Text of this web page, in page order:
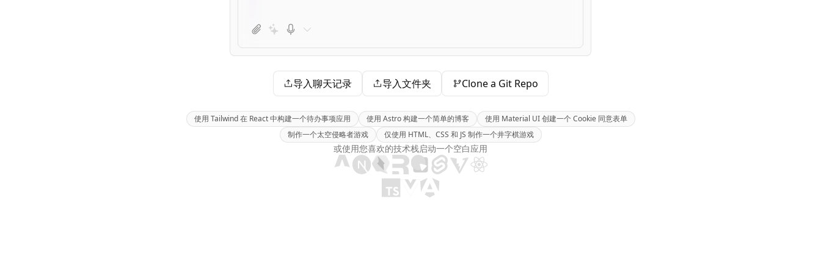
导入聊天记录 导入文件夹 Clone a Git Repo
使用 Tailwind 在 React 中构建一个待办事项应用 使用 Astro 构建一个简单的博客
使用 Material UI 创建一个 Cookie 同意表单
制作一个太空侵略者游戏
仅使用 HTML、CSS 和 JS 制作一个井字棋游戏
或使用您喜欢的技术栈启动一个空白应用